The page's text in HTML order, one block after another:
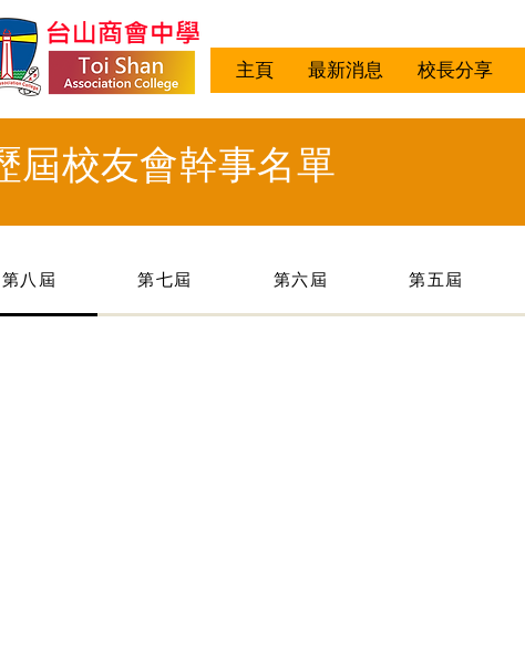
主頁 最新消息 校長分享
屆校友會幹事名單
第八屆 第七屆 第六屆 第五屆